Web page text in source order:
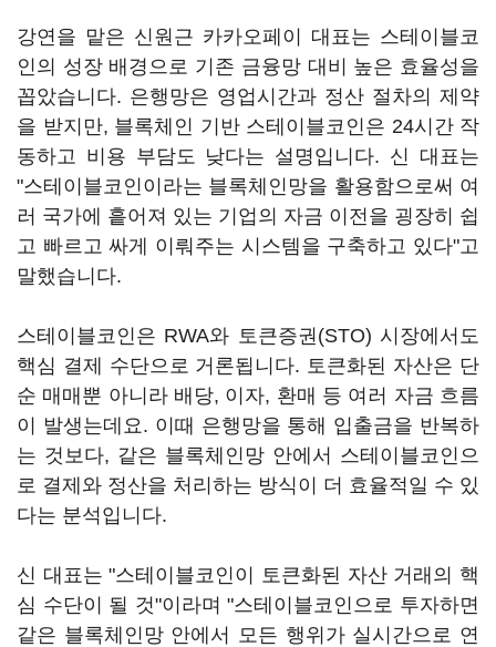
강연을 맡은 신원근 카카오페이 대표는 스테이블코
인의 성장 배경으로 기존 금융망 대비 높은 효율성을
꼽았습니다. 은행망은 영업시간과 정산 절차의 제약
을 받지만, 블록체인 기반 스테이블코인은 24시간 작
동하고 비용 부담도 낮다는 설명입니다. 신 대표는
"스테이블코인이라는 블록체인망을 활용함으로써 여
러 국가에 흩어져 있는 기업의 자금 이전을 굉장히 쉽
고 빠르고 싸게 이뤄주는 시스템을 구축하고 있다"고
말했습니다.
스테이블코인은 RWA와 토큰증권(STO) 시장에서도
핵심 결제 수단으로 거론됩니다. 토큰화된 자산은 단
순 매매뿐 아니라 배당, 이자, 환매 등 여러 자금 흐름
이 발생는데요. 이때 은행망을 통해 입출금을 반복하
는 것보다, 같은 블록체인망 안에서 스테이블코인으
로 결제와 정산을 처리하는 방식이 더 효율적일 수 있
다는 분석입니다.
신 대표는 "스테이블코인이 토큰화된 자산 거래의 핵
심 수단이 될 것"이라며 "스테이블코인으로 투자하면
같은 블록체인망 안에서 모든 행위가 실시간으로 연